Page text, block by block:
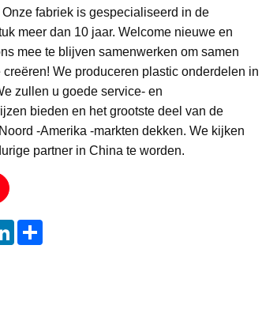
fabriek is gespecialiseerd in de
meer dan 10 jaar. Welcome nieuwe en
mee te blijven samenwerken om samen
We produceren plastic onderdelen in
zullen u goede service- en
bieden en het grootste deel van de
-Amerika -markten dekken. We kijken
partner in China te worden.
LinkedInShare